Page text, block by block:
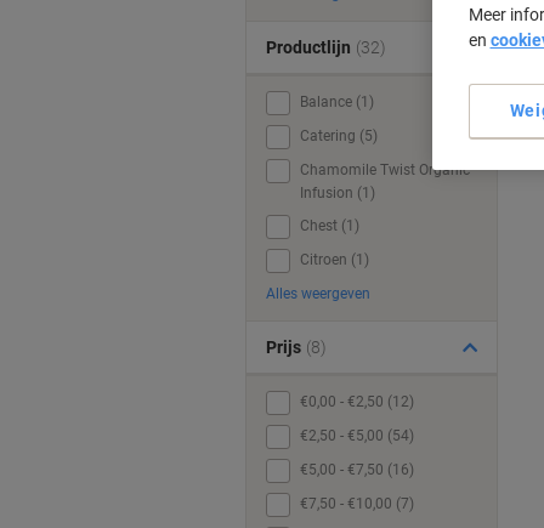
Productlijn (32)
Balance (1)
Catering (5)
Chamomile Twist Organic
Infusion (1)
Chest (1)
Citroen (1)
Alles weergeven
Prijs (8)
€0,00 - €2,50 (12)
€2,50 - €5,00 (54)
€5,00 - €7,50 (16)
€7,50 - €10,00 (7)
Meer
en